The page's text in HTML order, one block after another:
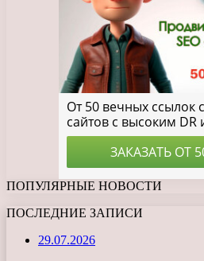
ПОПУЛЯРНЫЕ НОВОСТИ
ПОСЛЕДНИЕ ЗАПИСИ
29.07.2026